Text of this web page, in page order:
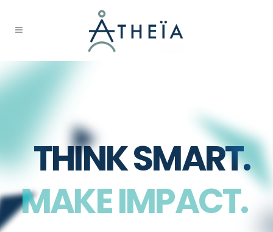
MAKE IMPACT.
THINK SMART.